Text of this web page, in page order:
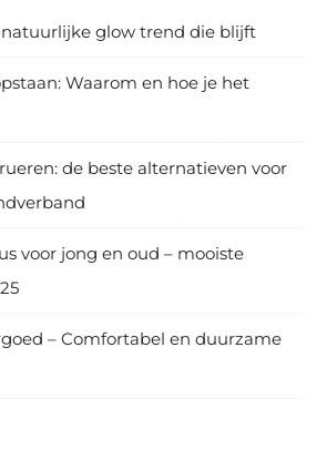
natuurlijke glow trend die blijft
Waarom en hoe je het
de beste alternatieven voor
voor jong en oud – mooiste
– Comfortabel en duurzame